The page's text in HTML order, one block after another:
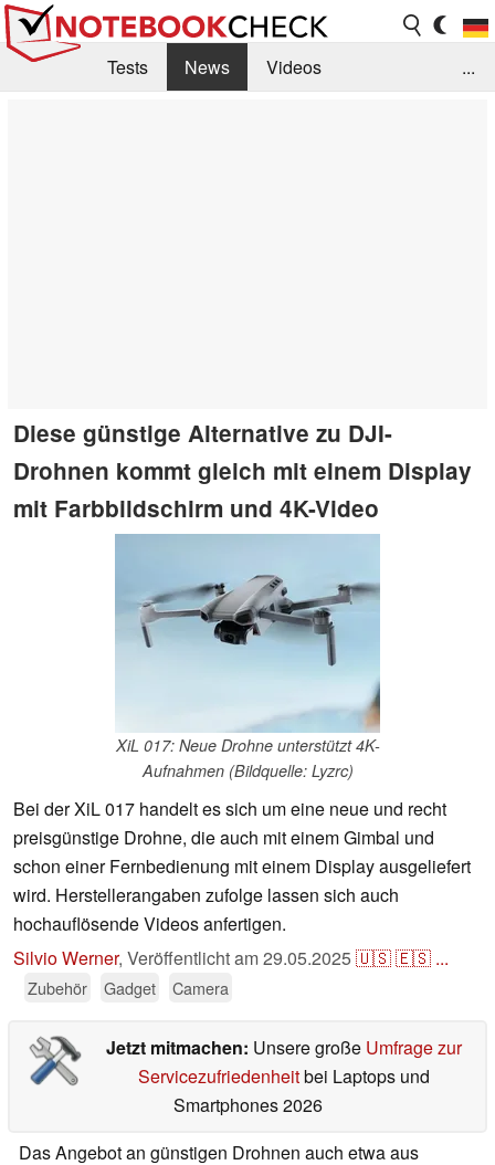
Tests News
Videos
...
Diese günstige Alternative zu DJI-
Drohnen kommt gleich mit einem Display
mit Farbbildschirm und 4K-Video
XiL 017: Neue Drohne unterstützt 4K-
Aufnahmen (Bildquelle: Lyzrc)
Bei der XiL 017 handelt es sich um eine neue und recht
preisgünstige Drohne, die auch mit einem Gimbal und
schon einer Fernbedienung mit einem Display ausgeliefert
wird. Herstellerangaben zufolge lassen sich auch
hochauflösende Videos anfertigen.
Silvio Werner, Veröffentlicht am29.05.2025🇺🇸🇪🇸 ...
Zubehör Gadget Camera
Jetzt mitmachen: Unsere große Umfrage zur
Servicezufriedenheitbei Laptops und
Smartphones 2026
Das Angebot an günstigen Drohnen auch etwa aus